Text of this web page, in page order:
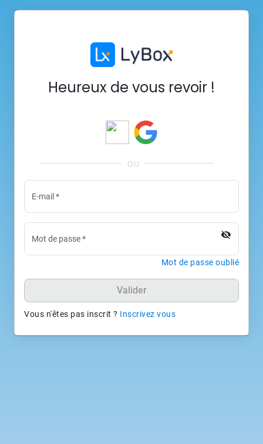
Heureux de vous revoir !
E-mail *
Mot de passe* visibility_off
Mot de passe oublié
Valider
Vous n'êtes pas inscrit ? Inscrivez vous